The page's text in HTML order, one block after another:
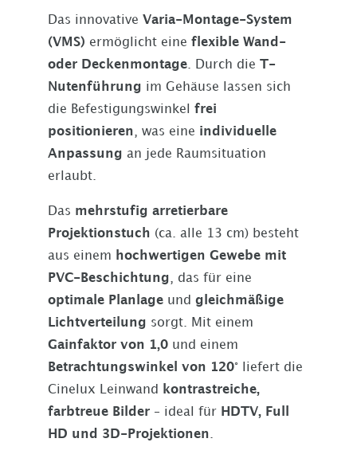
Das innovative Varia-Montage-System
(VMS) ermöglicht eine flexible Wand-
oder Deckenmontage . Durch die
T-
Nutenführung im Gehäuse lassen sich
die Befestigungswinkel frei
positionieren , was eine individuelle
Anpassung an jede Raumsituation
erlaubt.
Das mehrstufig arretierbare
Projektionstuch (ca. alle 13 cm) besteht
aus einem hochwertigen Gewebe mit
PVC-Beschichtung , das für eine
optimale Planlage und gleichmäßige
Lichtverteilung sorgt. Mit einem
Gainfaktor von 1,0 und einem
Betrachtungswinkel von 120° liefert die
Cinelux Leinwand
kontrastreiche,
farbtreue Bilder – ideal für HDTV, Full
HD und 3D-Projektionen